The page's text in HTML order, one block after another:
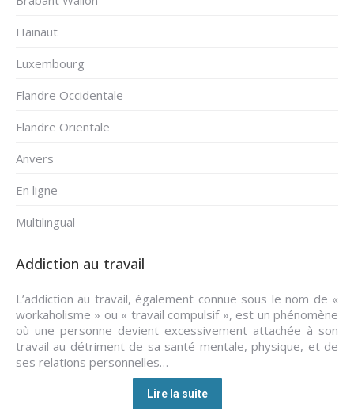
Hainaut
Luxembourg
Flandre Occidentale
Flandre Orientale
Anvers
En ligne
Multilingual
Addiction au travail
L’addiction au travail, également connue sous le nom de «
workaholisme » ou « travail compulsif », est un phénomène
où une personne devient excessivement attachée à son
travail au détriment de sa santé mentale, physique, et de
ses relations personnelles…
Lire la suite